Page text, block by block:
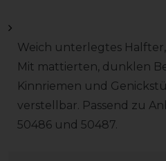
Weich unterlegtes
Mit mattierten, dunklen
Kinnriemen und
verstellbar. Passend zu
50486 und 50487.